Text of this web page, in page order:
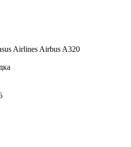
Airlines Airbus A320